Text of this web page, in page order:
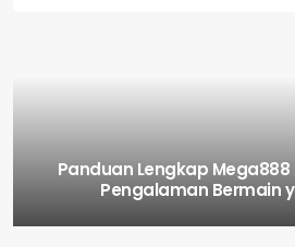
Panduan Lengkap Mega888
Pengalaman Bermain